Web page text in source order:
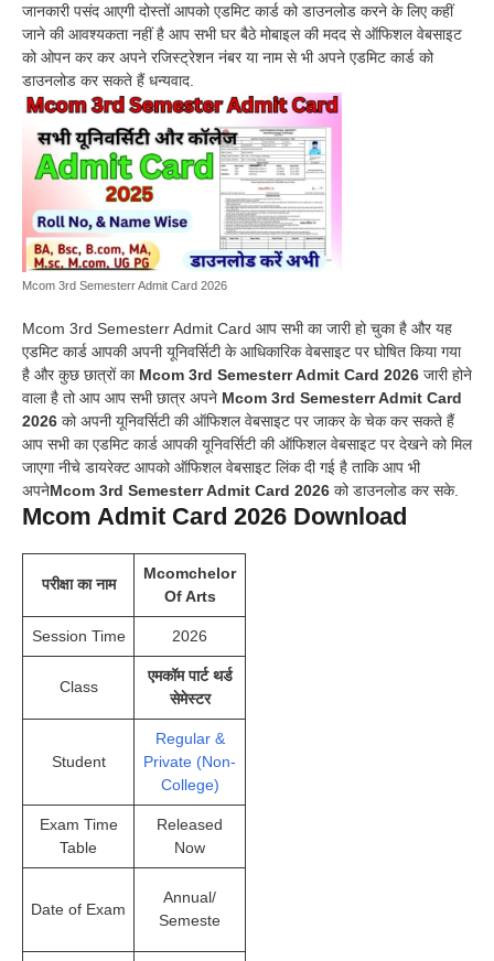
जानकारी पसंद आएगी दोस्तों आपको एडमिट कार्ड को डाउनलोड करने के लिए कहीं
जाने की आवश्यकता नहीं है आप सभी घर बैठे मोबाइल की मदद से ऑफिशल वेबसाइट
को ओपन कर कर अपने रजिस्ट्रेशन नंबर या नाम से भी अपने एडमिट कार्ड को
डाउनलोड कर सकते हैं धन्यवाद.
Mcom 3rd Semesterr Admit Card 2026
Mcom 3rd Semesterr Admit Card आप सभी का जारी हो चुका है और यह
एडमिट कार्ड आपकी अपनी यूनिवर्सिटी के आधिकारिक वेबसाइट पर घोषित किया गया
है और कुछ छात्रों का Mcom 3rd Semesterr Admit Card 2026 जारी होने
वाला है तो आप आप सभी छात्र अपने Mcom 3rd Semesterr Admit Card
2026 को अपनी यूनिवर्सिटी की ऑफिशल वेबसाइट पर जाकर के चेक कर सकते हैं
आप सभी का एडमिट कार्ड आपकी यूनिवर्सिटी की ऑफिशल वेबसाइट पर देखने को मिल
जाएगा नीचे डायरेक्ट आपको ऑफिशल वेबसाइट लिंक दी गई है ताकि आप भी
अपनेMcom 3rd Semesterr Admit Card 2026 को डाउनलोड कर सके.
Mcom Admit Card 2026 Download
परीक्षा का नाम
Mcomchelor
Of Arts
Session Time 2026
Class
एमकॉम पार्ट थर्ड
सेमेस्टर
Student
Regular &
Private (Non-
College)
Exam Time
Table
Released
Now
Date of Exam
Annual/
Semeste